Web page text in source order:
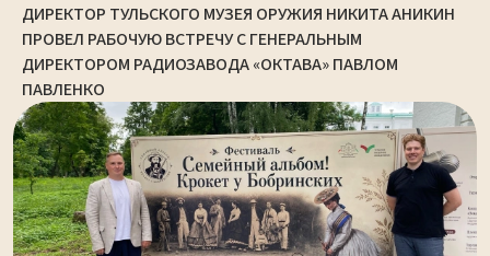
ДИРЕКТОР ТУЛЬСКОГО МУЗЕЯ ОРУЖИЯ НИКИТА АНИКИН
ПРОВЕЛ РАБОЧУЮ ВСТРЕЧУ С ГЕНЕРАЛЬНЫМ
ДИРЕКТОРОМ РАДИОЗАВОДА «ОКТАВА» ПАВЛОМ
ПАВЛЕНКО